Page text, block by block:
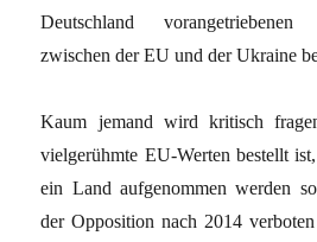
Deutschland vorangetriebenen
zwischen der EU und der Ukraine
Kaum jemand wird kritisch
vielgerühmte EU-Werten bestellt
ein Land aufgenommen werden
der Opposition nach 2014